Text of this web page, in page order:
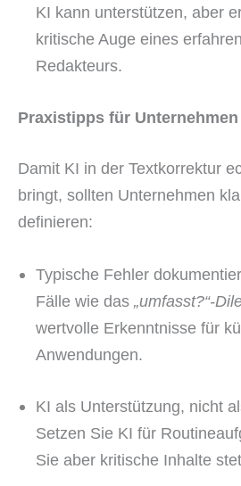
KI kann unterstützen, aber
kritische Auge eines
Redakteurs.
Praxistipps für Unternehmen
Damit KI in der Textkorrektur
bringt, sollten Unternehmen
definieren:
Typische Fehler
Fälle wie das „umfasst?“-
wertvolle Erkenntnisse für
Anwendungen.
KI als Unterstützung, nicht
Setzen Sie KI für
Sie aber kritische Inhalte